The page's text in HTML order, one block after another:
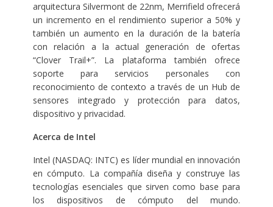
arquitectura Silvermont de 22nm, Merrifield ofrecerá
un incremento en el rendimiento superior a 50% y
también un aumento en la duración de la batería
con relación a la actual generación de ofertas
“Clover Trail+”. La plataforma también ofrece
soporte para servicios personales con
reconocimiento de contexto a través de un Hub de
sensores integrado y protección para datos,
dispositivo y privacidad.
Acerca de Intel
Intel (NASDAQ: INTC) es líder mundial en innovación
en cómputo. La compañía diseña y construye las
tecnologías esenciales que sirven como base para
los dispositivos de cómputo del mundo.